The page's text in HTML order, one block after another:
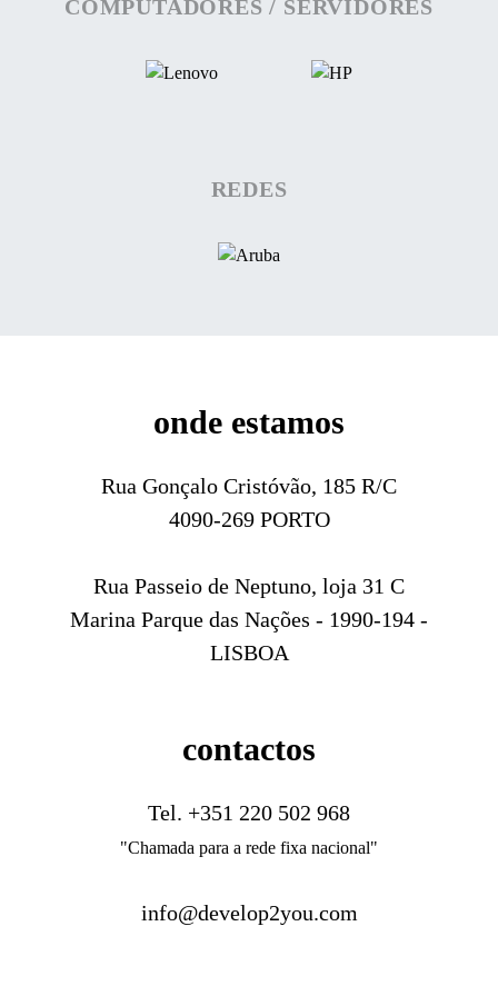
COMPUTADORES / SERVIDORES
REDES
onde estamos
Rua Gonçalo Cristóvão, 185 R/C
4090-269 PORTO
Rua Passeio de Neptuno, loja 31 C
Marina Parque das Nações - 1990-194 -
LISBOA
contactos
Tel. +351 220 502 968
"Chamada para a rede fixa nacional"
info@develop2you.com